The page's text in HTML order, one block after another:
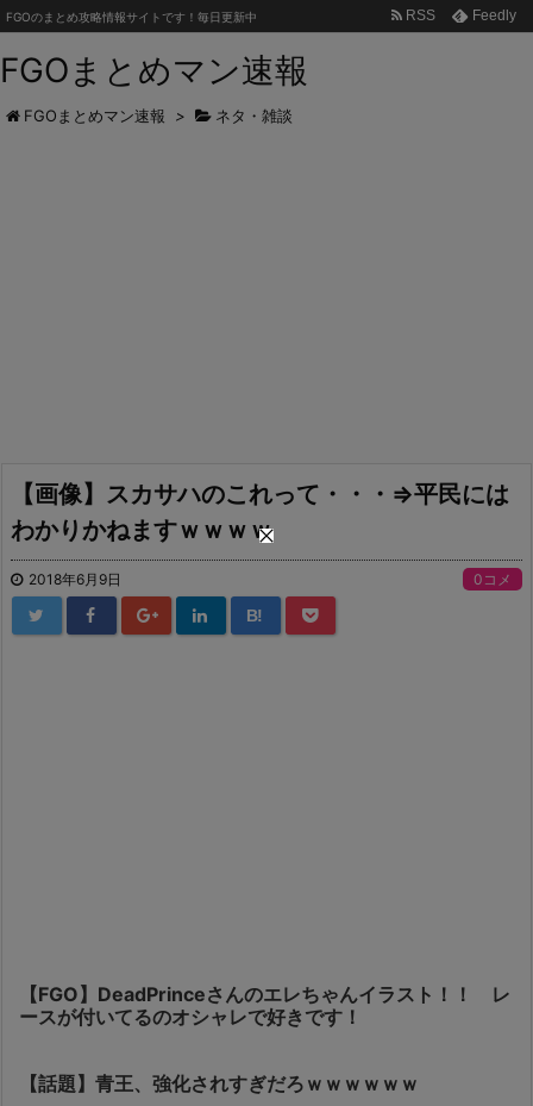
FGOまとめマン速報
FGOのまとめ攻略情報サイトです！毎日更新中 RSS Feedly
FGOまとめマン速報 > ネタ・雑談
【画像】スカサハのこれって・・・⇒平民には
わかりかねますｗｗｗｗ
2018年6月9日 0コメ
B!
【FGO】DeadPrinceさんのエレちゃんイラスト！！ レ
ースが付いてるのオシャレで好きです！
【話題】青王、強化されすぎだろｗｗｗｗｗｗ